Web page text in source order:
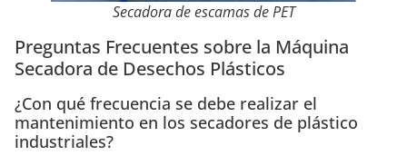
Secadora de escamas de PET
Preguntas Frecuentes sobre la Máquina
Secadora de Desechos Plásticos
¿Con qué frecuencia se debe realizar el
mantenimiento en los secadores de plástico
industriales?